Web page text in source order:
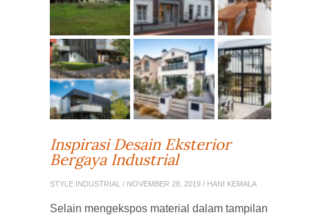
Inspirasi Desain Eksterior
Bergaya Industrial
STYLE INDUSTRIAL / NOVEMBER 28, 2019 / HANI KEMALA
Selain mengekspos material dalam tampilan